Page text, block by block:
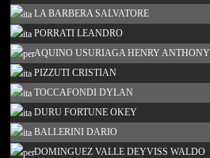
LA BARBERA SALVATORE
PORRATI LEANDRO
AQUINO USURIAGA HENRY ANTHONY
PIZZUTI CRISTIAN
TOCCAFONDI DYLAN
DURU FORTUNE OKEY
BALLERINI DARIO
DOMINGUEZ VALLE DEYVISS WALDO